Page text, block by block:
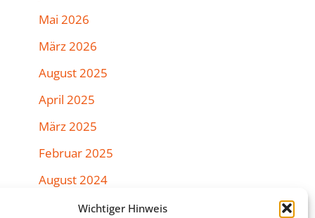
Wichtiger Hinweis
Mai 2026
März 2026
August 2025
April 2025
März 2025
Februar 2025
August 2024
Juli 2024